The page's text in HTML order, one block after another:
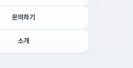
문의하기
소개